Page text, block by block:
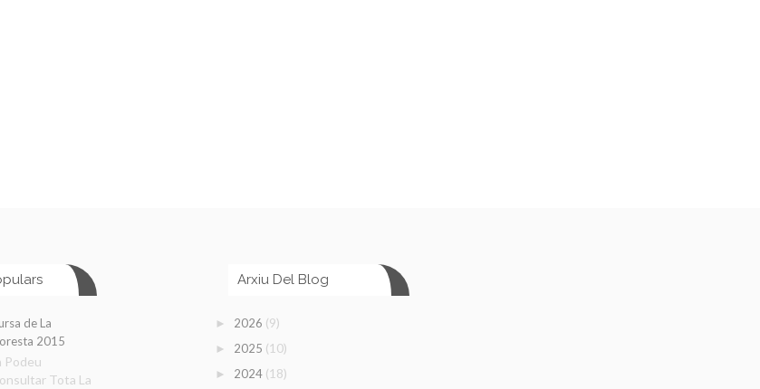
de La
2015
Podeu
Tota La
Arxiu Del Blog
► 2026 (9)
► 2025 (10)
► 2024 (18)